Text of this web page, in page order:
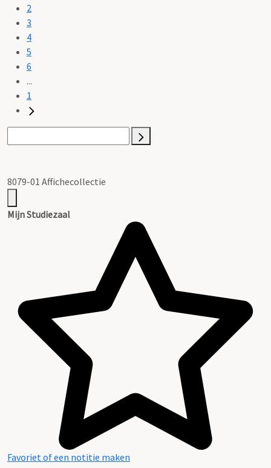
2
3
4
5
6
...
1
8079-01 Affichecollectie
Mijn Studiezaal
Favoriet of een notitie maken